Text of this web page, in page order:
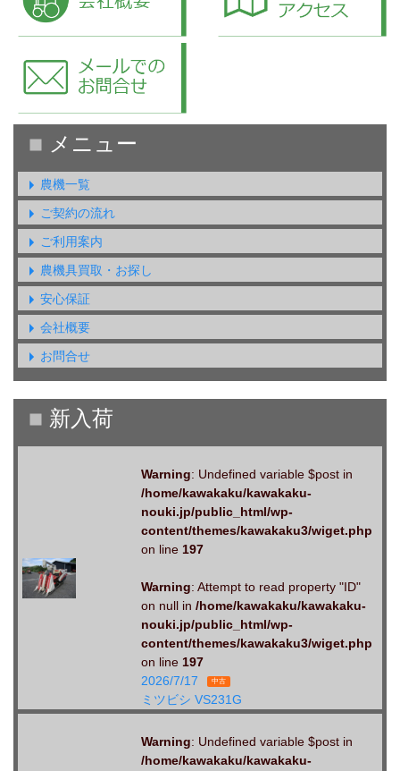
農機一覧
ご契約の流れ
ご利用案内
農機具買取・お探し
安心保証
会社概要
お問合せ
Warning: Undefined variable $post in
/home/kawakaku/kawakaku-
nouki.jp/public_html/wp-
content/themes/kawakaku3/wiget.php
on line 197
Warning: Attempt to read property "ID"
on null in /home/kawakaku/kawakaku-
nouki.jp/public_html/wp-
content/themes/kawakaku3/wiget.php
on line 197
2026/7/17
中古
ミツビシ VS231G
Warning: Undefined variable $post in
/home/kawakaku/kawakaku-